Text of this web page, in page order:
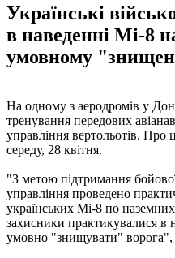
Українські
в наведенні Мі-8
умовному
На одному з аеродромів у
тренування передових
управління вертольотів. Про
середу, 28 квітня.
"З метою підтримання
управління проведено
українських Мі-8 по
захисники практикувалися в
умовно "знищувати" ворога",